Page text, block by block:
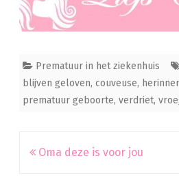
Prematuur in het ziekenhuis
blijven geloven, couveuse,
prematuur geboorte, verdriet,
Bericht
Oma deze is voor jou